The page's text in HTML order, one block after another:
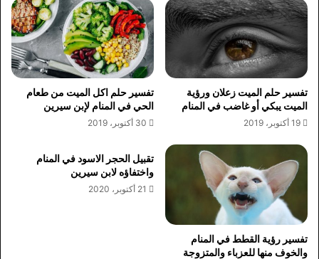
تفسير حلم الميت زعلان ورؤية
الميت يبكي أو غاضب في المنام
19 أكتوبر، 2019
تفسير حلم اكل الميت من طعام
الحي في المنام لإبن سيرين
30 أكتوبر، 2019
تفسير رؤية القطط في المنام
والخوف منها للعزباء والمتزوجة
تقبيل الحجر الاسود في المنام
واختفاؤه لابن سيرين
21 أكتوبر، 2020